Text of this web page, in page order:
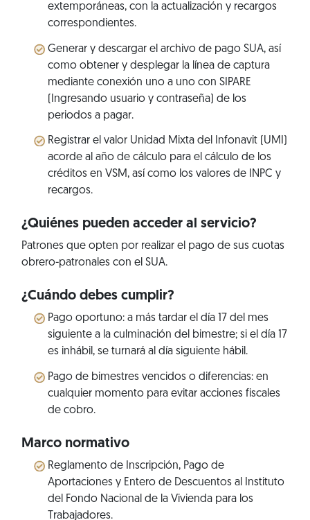
extemporáneas, con la actualización y recargos
correspondientes.
Generar y descargar el archivo de pago SUA, así
como obtener y desplegar la línea de captura
mediante conexión uno a uno con SIPARE
(Ingresando usuario y contraseña) de los
periodos a pagar.
Registrar el valor Unidad Mixta del Infonavit (UMI)
acorde al año de cálculo para el cálculo de los
créditos en VSM, así como los valores de INPC y
recargos.
¿Quiénes pueden acceder al servicio?
Patrones que opten por realizar el pago de sus cuotas
obrero-patronales con el SUA.
¿Cuándo debes cumplir?
Pago oportuno: a más tardar el día 17 del mes
siguiente a la culminación del bimestre; si el día 17
es inhábil, se turnará al día siguiente hábil.
Pago de bimestres vencidos o diferencias: en
cualquier momento para evitar acciones fiscales
de cobro.
Marco normativo
Reglamento de Inscripción, Pago de
Aportaciones y Entero de Descuentos al Instituto
del Fondo Nacional de la Vivienda para los
Trabajadores.